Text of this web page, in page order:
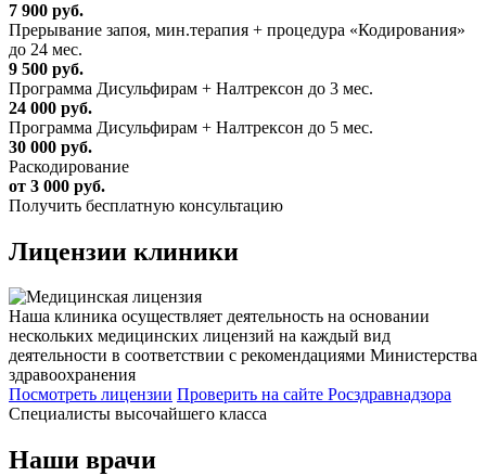
7 900 руб.
Прерывание запоя, мин.терапия + процедура «Кодирования»
до 24 мес.
9 500 руб.
Программа Дисульфирам + Налтрексон до 3 мес.
24 000 руб.
Программа Дисульфирам + Налтрексон до 5 мес.
30 000 руб.
Раскодирование
от 3 000 руб.
Получить бесплатную консультацию
Лицензии клиники
Наша клиника осуществляет деятельность на основании
нескольких медицинских лицензий на каждый вид
деятельности в соответствии с рекомендациями Министерства
здравоохранения
Посмотреть лицензии Проверить на сайте Росздравнадзора
Специалисты высочайшего класса
Наши врачи